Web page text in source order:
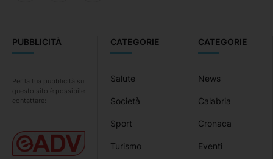
CATEGORIE
News
Calabria
Cronaca
Eventi
CATEGORIE
Salute
Società
Sport
Turismo
PUBBLICITÀ
Per la tua pubblicità su
questo sito è possibile
contattare: